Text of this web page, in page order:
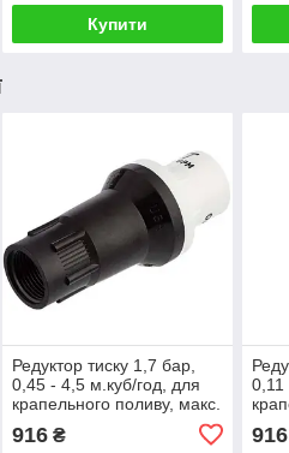
Купити
Редуктор тиску 1,7 бар,
0,45 - 4,5 м.куб/год, для
крапельного поливу, макс.
Senninger, США
916₴
0,11
916